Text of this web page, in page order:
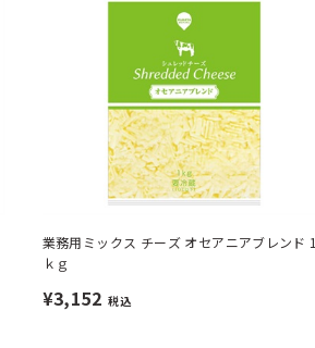
業務用ミックス チーズ オセアニアブレンド 1
ｋｇ
¥3,152 税込